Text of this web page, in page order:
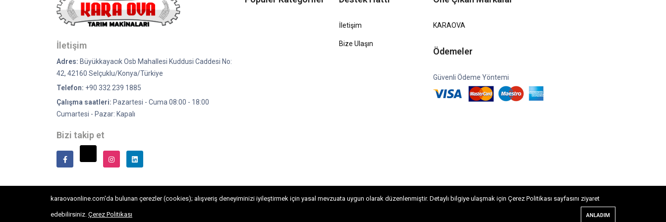
İletişim
Adres: Büyükkayacık Osb Mahallesi Kuddusi Caddesi No:
42, 42160 Selçuklu/Konya/Türkiye
Telefon: +90 332 239 1885
Çalışma saatleri: Pazartesi - Cuma 08:00 - 18:00
Cumartesi - Pazar: Kapalı
Bizi takip et
İletişim
Bize Ulaşın
KARAOVA
Ödemeler
Güvenli Ödeme Yöntemi
Copyright © 2026. Kara Ova Ziraat Aletleri Her Hakkı Saklıdır. Kara Ova Ziraat Aletleri Online Yedek Parça
karaovaonline.com'da bulunan çerezler (cookies); alışveriş deneyiminizi iyileştirmek için yasal mevzuata uygun olarak düzenlenmiştir. Detaylı bilgiye ulaşmak için Çerez Politikası sayfasını ziyaret
edebilirsiniz. Çerez Politikası ANLADIM